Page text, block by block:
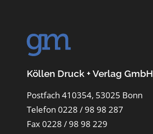
Köllen Druck + Verlag GmbH
Postfach 410354, 53025 Bonn
Telefon 0228 / 98 98 287
Fax 0228 / 98 98 229